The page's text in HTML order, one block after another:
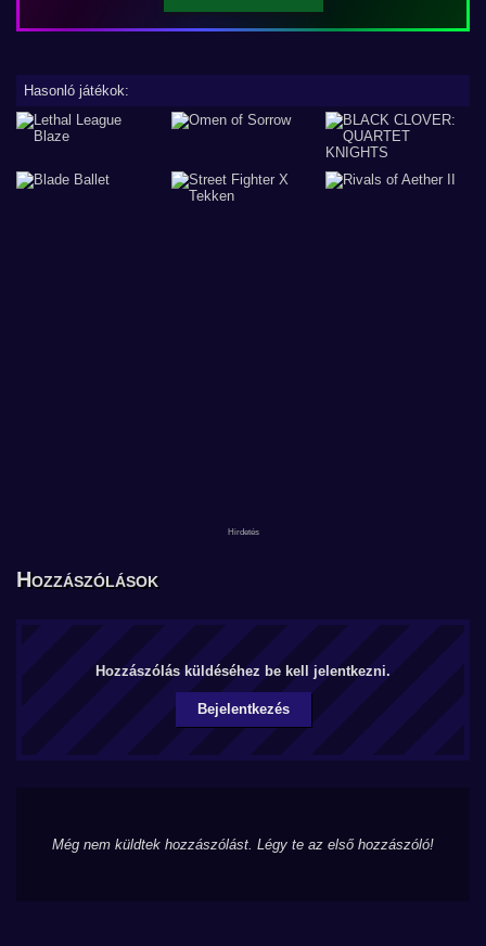
Hasonló játékok:
Hozzászólások
Hozzászólás küldéséhez be kell jelentkezni.
Bejelentkezés
Még nem küldtek hozzászólást. Légy te az első hozzászóló!